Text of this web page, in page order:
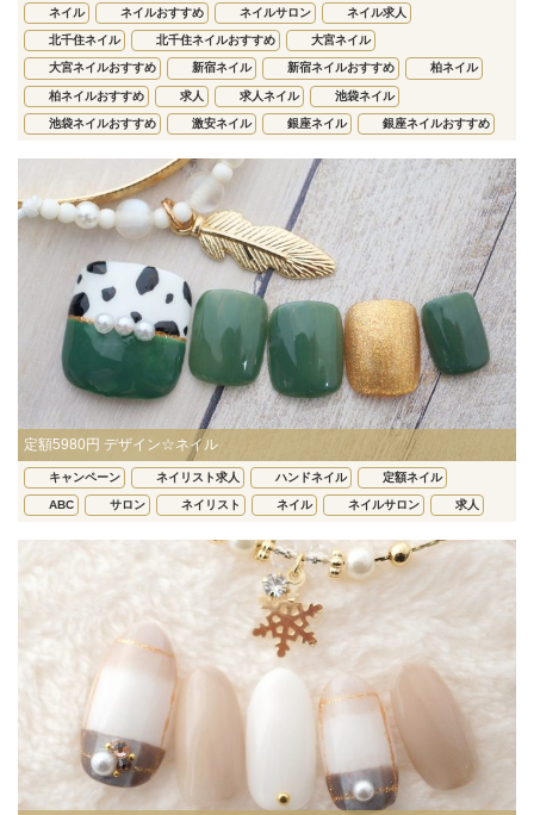
ネイル ネイルおすすめ ネイルサロン ネイル求人
北千住ネイル 北千住ネイルおすすめ 大宮ネイル
大宮ネイルおすすめ 新宿ネイル 新宿ネイルおすすめ 柏ネイル
柏ネイルおすすめ 求人 求人ネイル 池袋ネイル
池袋ネイルおすすめ 激安ネイル 銀座ネイル 銀座ネイルおすすめ
定額5980円 デザイン☆ネイル
キャンペーン ネイリスト求人 ハンドネイル 定額ネイル
ABC サロン ネイリスト ネイル ネイルサロン 求人